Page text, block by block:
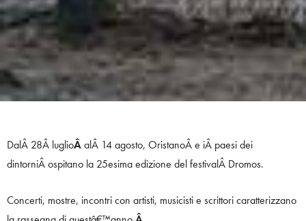
DalÂ 28Â luglioÂalÂ 14 agosto, OristanoÂ e iÂ paesi dei
dintorniÂ ospitano la 25esima edizione del festivalÂ Dromos.
Concerti, mostre, incontri con artisti, musicisti e scrittori caratterizzano